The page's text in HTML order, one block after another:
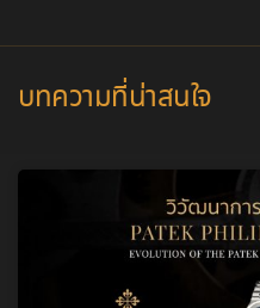
บทความที่น่าสนใจ